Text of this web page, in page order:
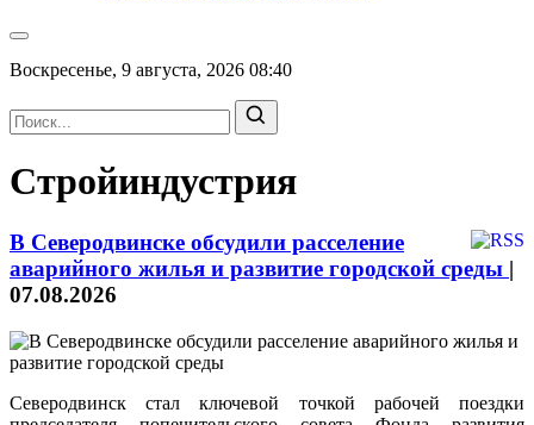
Воскресенье, 9 августа, 2026 08:40
Стройиндустрия
В Северодвинске обсудили расселение
аварийного жилья и развитие городской среды |
07.08.2026
Северодвинск стал ключевой точкой рабочей поездки